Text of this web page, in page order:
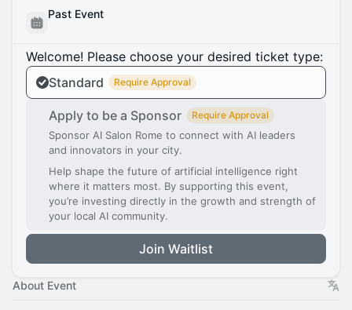
Past Event
Welcome! Please choose your desired ticket type:
Standard
Require Approval
Apply to be a Sponsor Require Approval
Sponsor AI Salon Rome to connect with AI leaders
and innovators in your city.
Help shape the future of artificial intelligence right
where it matters most. By supporting this event,
you’re investing directly in the growth and strength of
your local AI community.
Join Waitlist
About Event